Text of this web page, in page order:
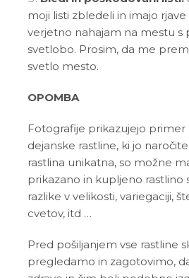
moji listi zbledeli in imajo
verjetno nahajam na mestu s
svetlobo. Prosim, da me
svetlo mesto.
OPOMBA
Fotografije prikazujejo primer
dejanske rastline, ki jo
rastlina unikatna, so možne
prikazano in kupljeno rastlino
razlike v velikosti, variegaciji,
cvetov, itd …
Pred pošiljanjem vse rastline
pregledamo in zagotovimo,